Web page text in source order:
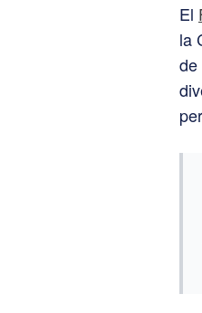
El
la
de